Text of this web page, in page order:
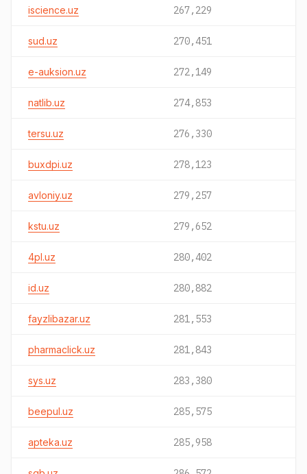
iscience.uz 267,229
sud.uz 270,451
e-auksion.uz 272,149
natlib.uz 274,853
tersu.uz 276,330
buxdpi.uz 278,123
avloniy.uz 279,257
kstu.uz 279,652
4pl.uz 280,402
id.uz 280,882
fayzlibazar.uz 281,553
pharmaclick.uz 281,843
sys.uz 283,380
beepul.uz 285,575
apteka.uz 285,958